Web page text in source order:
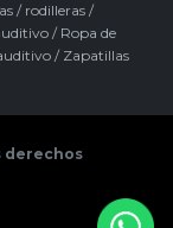
/ rodilleras /
/ Ropa de
/ Zapatillas
derechos